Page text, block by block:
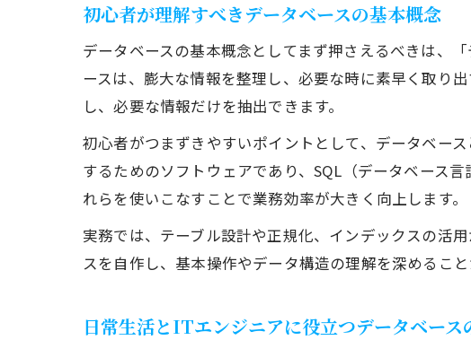
デー
IT
デ
IT
データ
IT
効
初心者が理解すべきデータベースの基本概念
データベースの基本概念としてまず押さえるべきは、
ースは、膨大な情報を整理し、必要な時に素早く取り
し、必要な情報だけを抽出できます。
初心者がつまずきやすいポイントとして、データベー
するためのソフトウェアであり、SQL（データベース
れらを使いこなすことで業務効率が大きく向上します。
実務では、テーブル設計や正規化、インデックスの活
スを自作し、基本操作やデータ構造の理解を深めるこ
日常生活とITエンジニアに役立つデータベース